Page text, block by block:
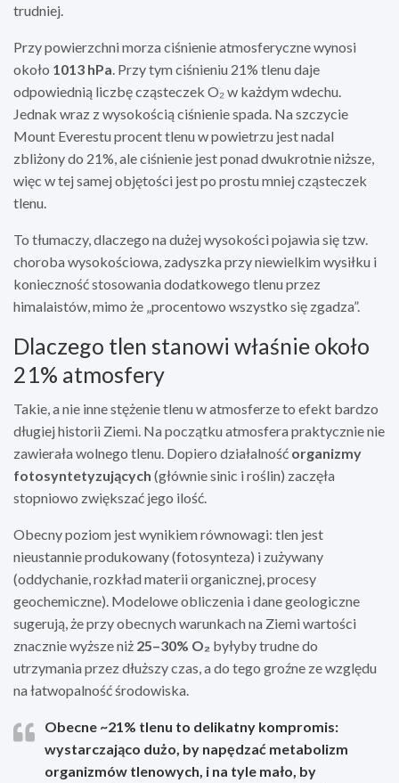
trudniej.
Przy powierzchni morza ciśnienie atmosferyczne wynosi
około 1013 hPa . Przy tym ciśnieniu 21% tlenu daje
odpowiednią liczbę cząsteczek O₂ w każdym wdechu.
Jednak wraz z wysokością ciśnienie spada. Na szczycie
Mount Everestu procent tlenu w powietrzu jest nadal
zbliżony do 21%, ale ciśnienie jest ponad dwukrotnie niższe,
więc w tej samej objętości jest po prostu mniej cząsteczek
tlenu.
To tłumaczy, dlaczego na dużej wysokości pojawia się tzw.
choroba wysokościowa, zadyszka przy niewielkim wysiłku i
konieczność stosowania dodatkowego tlenu przez
himalaistów, mimo że „procentowo wszystko się zgadza”.
Dlaczego tlen stanowi właśnie około
21% atmosfery
Takie, a nie inne stężenie tlenu w atmosferze to efekt bardzo
długiej historii Ziemi. Na początku atmosfera praktycznie nie
zawierała wolnego tlenu. Dopiero działalność organizmy
fotosyntetyzujących (głównie sinic i roślin) zaczęła
stopniowo zwiększać jego ilość.
Obecny poziom jest wynikiem równowagi: tlen jest
nieustannie produkowany (fotosynteza) i zużywany
(oddychanie, rozkład materii organicznej, procesy
geochemiczne). Modelowe obliczenia i dane geologiczne
sugerują, że przy obecnych warunkach na Ziemi wartości
znacznie wyższe niż 25–30% O₂ byłyby trudne do
utrzymania przez dłuższy czas, a do tego groźne ze względu
na łatwopalność środowiska.
Obecne ~21% tlenu to delikatny kompromis:
wystarczająco dużo, by napędzać metabolizm
organizmów tlenowych, i na tyle mało, by